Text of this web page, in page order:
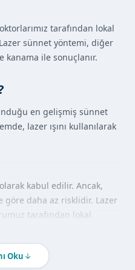
tarafından lokal
sünnet yöntemi, diğer
kanama ile sonuçlanır.
en gelişmiş sünnet
lazer ışını kullanılarak
kabul edilir. Ancak,
göre daha az risklidir. Lazer
tarafından lokal
Oku